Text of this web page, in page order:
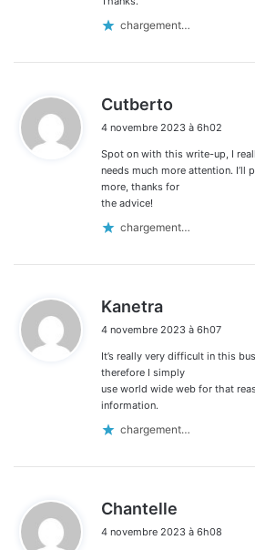
chargement…
Cutberto
t
:
4 novembre 2023 à 6h02
Spot on with this write-up, I
needs much more attention. I’ll
more, thanks for
the advice!
chargement…
Kanetra
t
:
4 novembre 2023 à 6h07
It’s really very difficult in this
therefore I simply
use world wide web for that
information.
chargement…
Chantelle
t
4 novembre 2023 à 6h08